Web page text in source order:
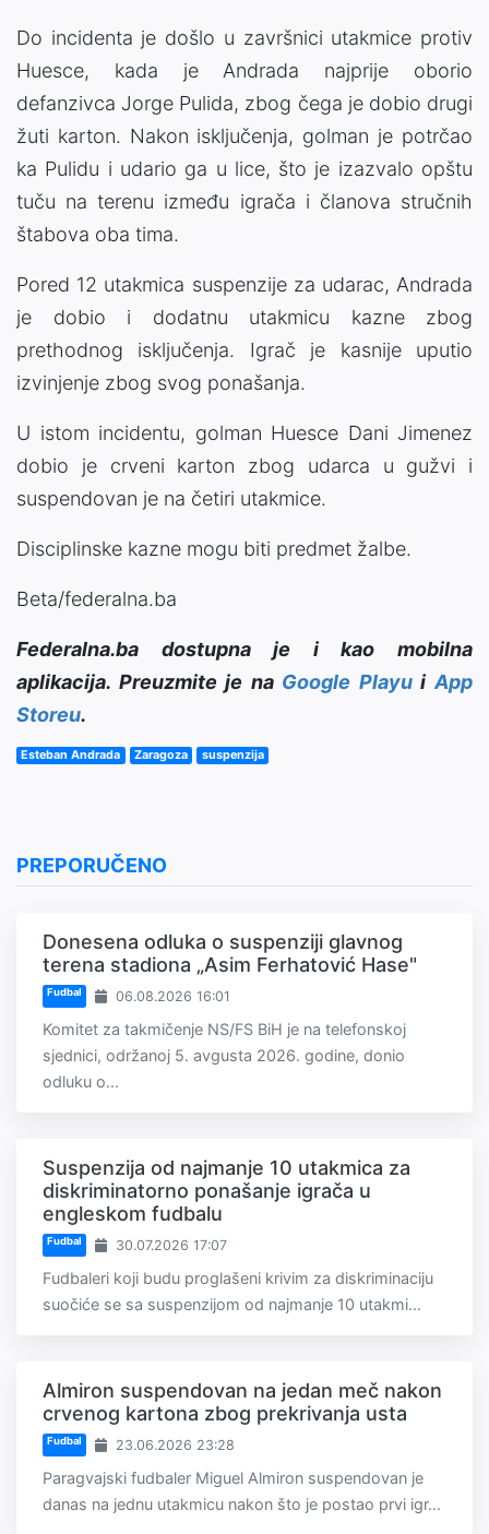
Do incidenta je došlo u završnici utakmice protiv
Huesce, kada je Andrada najprije oborio
defanzivca Jorge Pulida, zbog čega je dobio drugi
žuti karton. Nakon isključenja, golman je potrčao
ka Pulidu i udario ga u lice, što je izazvalo opštu
tuču na terenu između igrača i članova stručnih
štabova oba tima.
Pored 12 utakmica suspenzije za udarac, Andrada
je dobio i dodatnu utakmicu kazne zbog
prethodnog isključenja. Igrač je kasnije uputio
izvinjenje zbog svog ponašanja.
U istom incidentu, golman Huesce Dani Jimenez
dobio je crveni karton zbog udarca u gužvi i
suspendovan je na četiri utakmice.
Disciplinske kazne mogu biti predmet žalbe.
Beta/federalna.ba
Federalna.ba dostupna je i kao mobilna
aplikacija. Preuzmite je na Google PlayuiApp
Storeu.
Esteban Andrada Zaragoza suspenzija
PREPORUČENO
Donesena odluka o suspenziji glavnog
terena stadiona „Asim Ferhatović Hase"
Fudbal 06.08.2026 16:01
Komitet za takmičenje NS/FS BiH je na telefonskoj
sjednici, održanoj 5. avgusta 2026. godine, donio
odluku o...
Suspenzija od najmanje 10 utakmica za
diskriminatorno ponašanje igrača u
engleskom fudbalu
Fudbal 30.07.2026 17:07
Fudbaleri koji budu proglašeni krivim za diskriminaciju
suočiće se sa suspenzijom od najmanje 10 utakmi...
Almiron suspendovan na jedan meč nakon
crvenog kartona zbog prekrivanja usta
Fudbal 23.06.2026 23:28
Paragvajski fudbaler Miguel Almiron suspendovan je
danas na jednu utakmicu nakon što je postao prvi igr...